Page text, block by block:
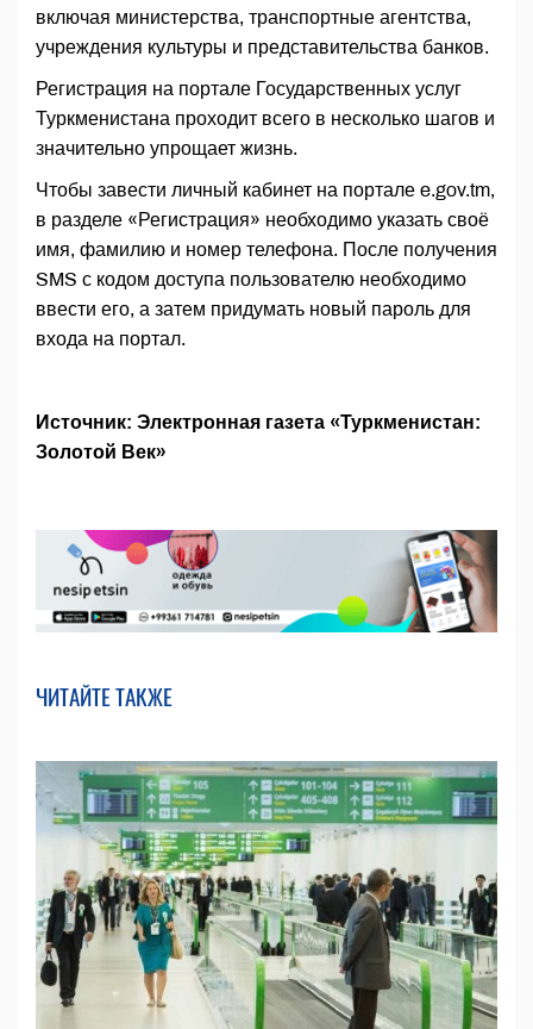
включая министерства, транспортные агентства,
учреждения культуры и представительства банков.
Регистрация на портале Государственных услуг
Туркменистана проходит всего в несколько шагов и
значительно упрощает жизнь.
Чтобы завести личный кабинет на портале e.gov.tm,
в разделе «Регистрация» необходимо указать своё
имя, фамилию и номер телефона. После получения
SMS с кодом доступа пользователю необходимо
ввести его, а затем придумать новый пароль для
входа на портал.
Источник: Электронная газета «Туркменистан:
Золотой Век»
ЧИТАЙТЕ ТАКЖЕ